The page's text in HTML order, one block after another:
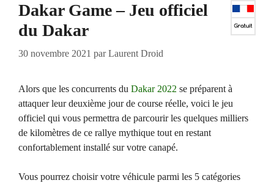
Dakar Game – Jeu officiel
du Dakar
30 novembre 2021 parLaurent Droid
Alors que les concurrents du Dakar 2022 se préparent à
attaquer leur deuxième jour de course réelle, voici le jeu
officiel qui vous permettra de parcourir les quelques milliers
de kilomètres de ce rallye mythique tout en restant
confortablement installé sur votre canapé.
Vous pourrez choisir votre véhicule parmi les 5 catégories